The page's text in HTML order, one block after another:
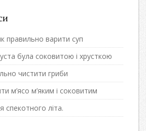
правильно варити суп
була соковитою і хрусткою
чистити гриби
м’ясо м’яким і соковитим
спекотного літа.